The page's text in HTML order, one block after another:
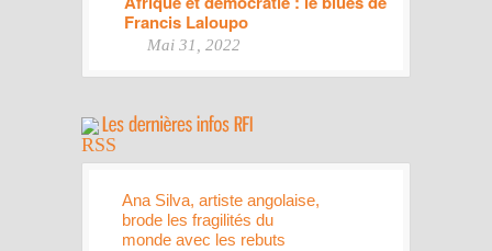
Francis Laloupo
Mai 31, 2022
Ana Silva, artiste angolaise,
brode les fragilités du
monde avec les rebuts